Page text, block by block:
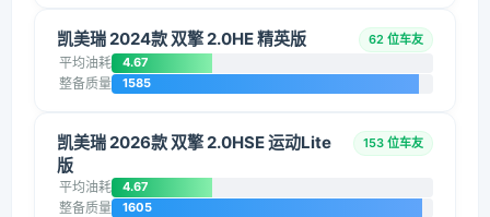
凯美瑞 2024款 双擎 2.0HE 精英版 62 位车友
平均油耗 4.67
整备质量 1585
凯美瑞 2026款 双擎 2.0HSE 运动Lite
版
153 位车友
平均油耗 4.67
整备质量 1605